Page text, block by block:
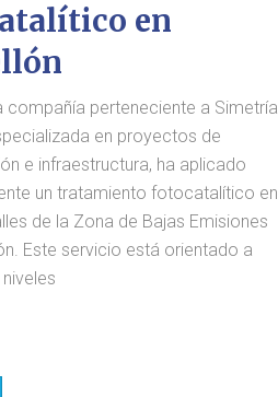
en
compañía perteneciente a Simetría
en proyectos de
e infraestructura, ha aplicado
un tratamiento fotocatalítico en
de la Zona de Bajas Emisiones
Este servicio está orientado a